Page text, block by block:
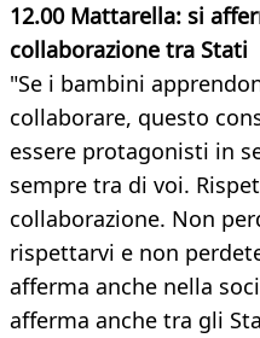
12.00 Mattarella: si
collaborazione tra Stati
"Se i bambini
collaborare, questo
essere protagonisti in
sempre tra di voi.
collaborazione. Non
rispettarvi e non
afferma anche nella
afferma anche tra gli